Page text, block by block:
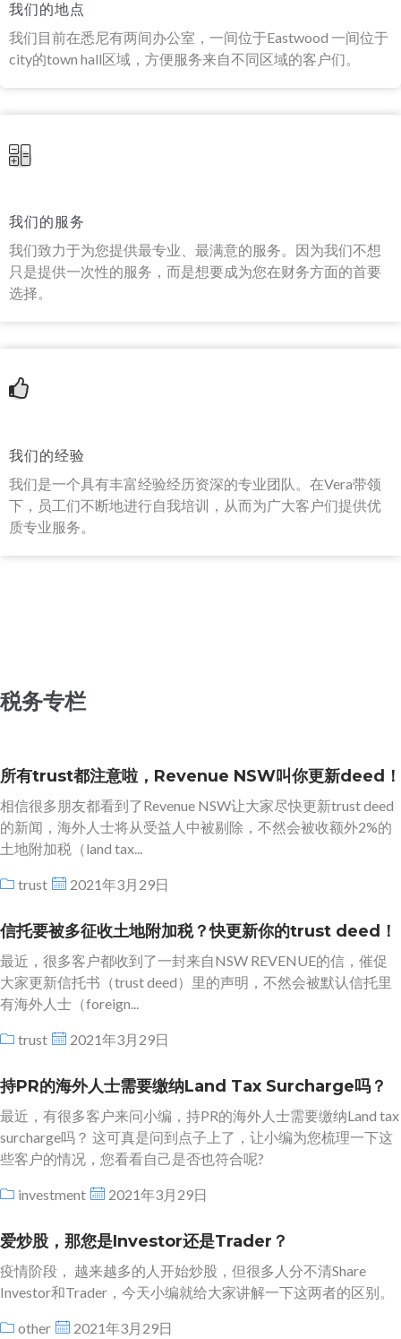
我们的地点
我们目前在悉尼有两间办公室，一间位于Eastwood 一间位于
city的town hall区域，方便服务来自不同区域的客户们。
我们的服务
我们致力于为您提供最专业、最满意的服务。因为我们不想
只是提供一次性的服务，而是想要成为您在财务方面的首要
选择。
我们的经验
我们是一个具有丰富经验经历资深的专业团队。在Vera带领
下，员工们不断地进行自我培训，从而为广大客户们提供优
质专业服务。
税务专栏
所有trust都注意啦，Revenue NSW叫你更新deed！
相信很多朋友都看到了Revenue NSW让大家尽快更新trust deed
的新闻，海外人士将从受益人中被剔除，不然会被收额外2%的
土地附加税（land tax...
trust 2021年3月29日
信托要被多征收土地附加税？快更新你的trust deed！
最近，很多客户都收到了一封来自NSW REVENUE的信，催促
大家更新信托书（trust deed）里的声明，不然会被默认信托里
有海外人士（foreign...
trust 2021年3月29日
持PR的海外人士需要缴纳Land Tax Surcharge吗？
最近，有很多客户来问小编，持PR的海外人士需要缴纳Land tax
surcharge吗？ 这可真是问到点子上了，让小编为您梳理一下这
些客户的情况，您看看自己是否也符合呢?
investment 2021年3月29日
爱炒股，那您是Investor还是Trader？
疫情阶段， 越来越多的人开始炒股，但很多人分不清Share
Investor和Trader，今天小编就给大家讲解一下这两者的区别。
other 2021年3月29日